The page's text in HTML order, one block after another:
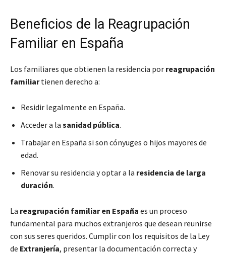
Beneficios de la Reagrupación
Familiar en España
Los familiares que obtienen la residencia por reagrupación
familiartienen derecho a:
Residir legalmente en España.
Acceder a la sanidad pública.
Trabajar en España si son cónyuges o hijos mayores de
edad.
Renovar su residencia y optar a la residencia de larga
duración.
La reagrupación familiar en España es un proceso
fundamental para muchos extranjeros que desean reunirse
con sus seres queridos. Cumplir con los requisitos de la Ley
de Extranjería, presentar la documentación correcta y